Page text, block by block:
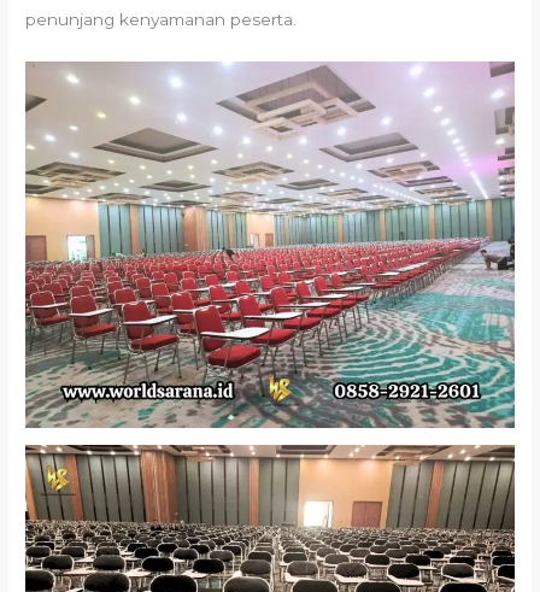
penunjang kenyamanan peserta.